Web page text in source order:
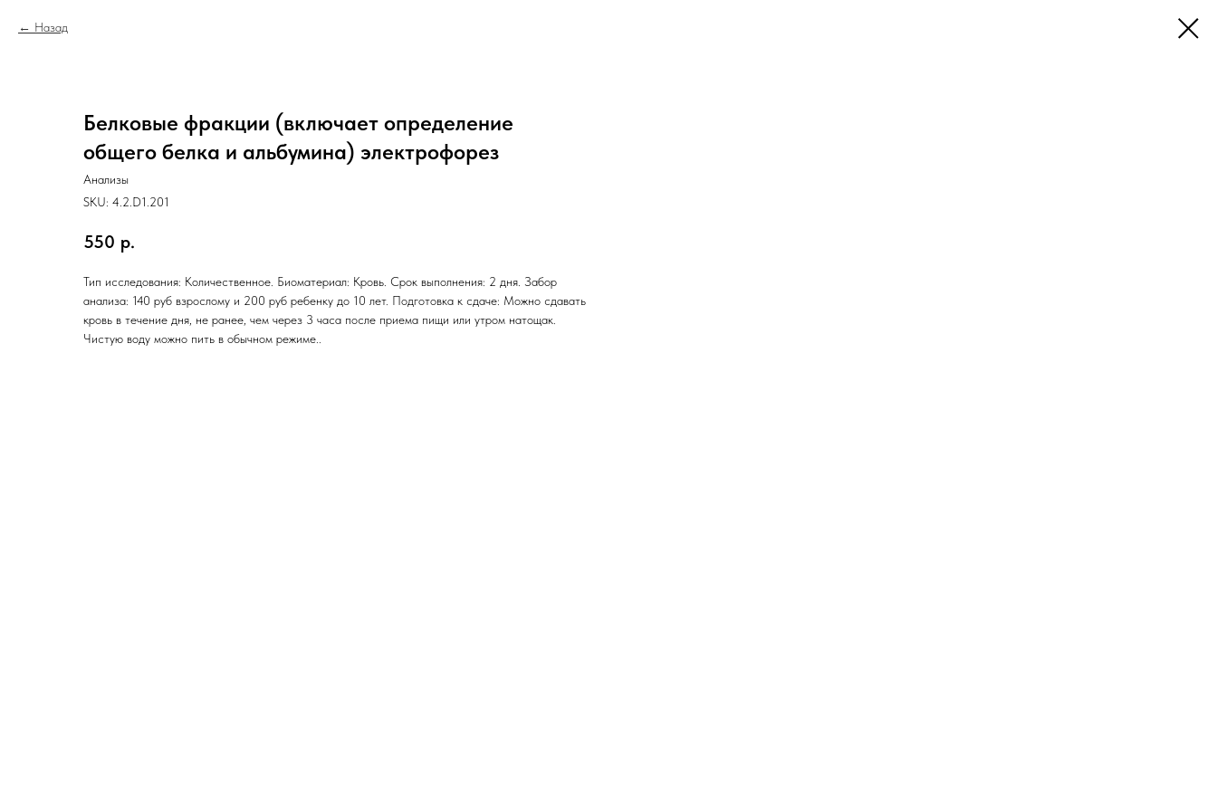
Назад
Белковые фракции (включает определение
общего белка и альбумина) электрофорез
Анализы
SKU: 4.2.D1.201
550 р.
Тип исследования: Количественное. Биоматериал: Кровь. Срок выполнения: 2 дня. Забор
анализа: 140 руб взрослому и 200 руб ребенку до 10 лет. Подготовка к сдаче: Можно сдавать
кровь в течение дня, не ранее, чем через 3 часа после приема пищи или утром натощак.
Чистую воду можно пить в обычном режиме..